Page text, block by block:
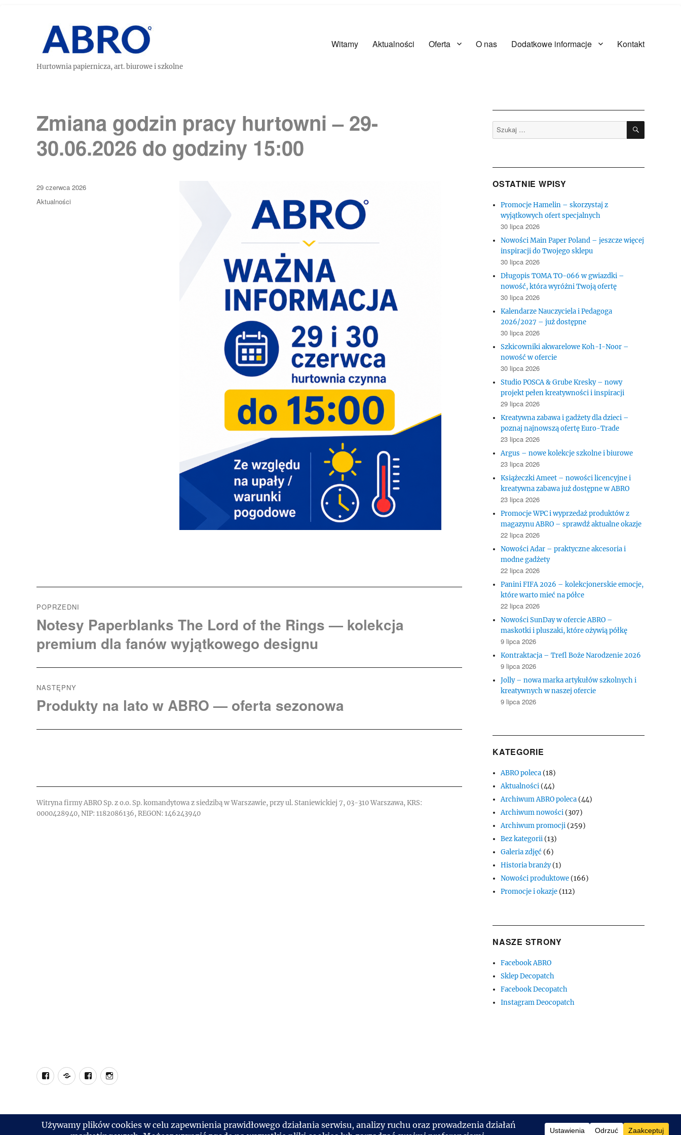
Hurtownia papiernicza, art. biurowe i szkolne
Witamy Aktualności Oferta O nas Dodatkowe informacje Kontakt
Zmiana godzin pracy hurtowni – 29-
30.06.2026 do godziny 15:00
Data
publikacji
29 czerwca 2026
Kategorie
Aktualności
wpisu
POPRZEDNI
Poprzedni
Notesy Paperblanks The Lord of the Rings — kolekcja
premium dla fanów wyjątkowego designu
NASTĘPNY
Następny
Produkty na lato w ABRO — oferta sezonowa
Witryna firmy ABRO Sp. z o.o. Sp. komandytowa z siedzibą w Warszawie, przy ul. Staniewickiej 7, 03-310 Warszawa, KRS:
0000428940, NIP: 1182086136, REGON: 146243940
Szukaj: SZUKAJ
OSTATNIE WPISY
Promocje Hamelin – skorzystaj z
wyjątkowych ofert specjalnych
30 lipca 2026
Nowości Main Paper Poland – jeszcze więcej
inspiracji do Twojego sklepu
30 lipca 2026
Długopis TOMA TO-066 w gwiazdki –
nowość, która wyróżni Twoją ofertę
30 lipca 2026
Kalendarze Nauczyciela i Pedagoga
2026/2027 – już dostępne
30 lipca 2026
Szkicowniki akwarelowe Koh-I-Noor –
nowość w ofercie
30 lipca 2026
Studio POSCA & Grube Kresky – nowy
projekt pełen kreatywności i inspiracji
29 lipca 2026
Kreatywna zabawa i gadżety dla dzieci –
poznaj najnowszą ofertę Euro-Trade
23 lipca 2026
Argus – nowe kolekcje szkolne i biurowe
23 lipca 2026
Książeczki Ameet – nowości licencyjne i
kreatywna zabawa już dostępne w ABRO
23 lipca 2026
Promocje WPC i wyprzedaż produktów z
magazynu ABRO – sprawdź aktualne okazje
22 lipca 2026
Nowości Adar – praktyczne akcesoria i
modne gadżety
22 lipca 2026
Panini FIFA 2026 – kolekcjonerskie emocje,
które warto mieć na półce
22 lipca 2026
Nowości SunDay w ofercie ABRO –
maskotki i pluszaki, które ożywią półkę
9 lipca 2026
Kontraktacja – Trefl Boże Narodzenie 2026
9 lipca 2026
Jolly – nowa marka artykułów szkolnych i
kreatywnych w naszej ofercie
9 lipca 2026
KATEGORIE
ABRO poleca (18)
Aktualności (44)
Archiwum ABRO poleca (44)
Archiwum nowości (307)
Archiwum promocji (259)
Bez kategorii (13)
Galeria zdjęć (6)
Historia branży(1)
Nowości produktowe (166)
Promocje i okazje (112)
NASZE STRONY
Facebook ABRO
Sklep Decopatch
Facebook Decopatch
Instagram Deocopatch
Facebook
SklepFacebookInstagram